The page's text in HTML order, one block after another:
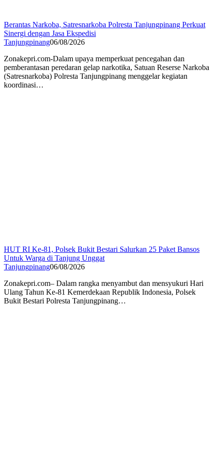
Berantas Narkoba, Satresnarkoba Polresta Tanjungpinang Perkuat
Sinergi dengan Jasa Ekspedisi
Tanjungpinang06/08/2026
Zonakepri.com-Dalam upaya memperkuat pencegahan dan
pemberantasan peredaran gelap narkotika, Satuan Reserse Narkoba
(Satresnarkoba) Polresta Tanjungpinang menggelar kegiatan
koordinasi…
HUT RI Ke-81, Polsek Bukit Bestari Salurkan 25 Paket Bansos
Untuk Warga di Tanjung Unggat
Tanjungpinang06/08/2026
Zonakepri.com– Dalam rangka menyambut dan mensyukuri Hari
Ulang Tahun Ke-81 Kemerdekaan Republik Indonesia, Polsek
Bukit Bestari Polresta Tanjungpinang…